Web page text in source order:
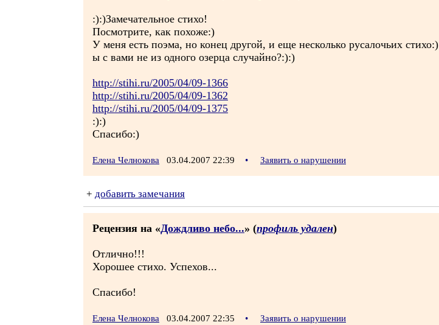
:):)Замечательное стихо!
Посмотрите, как похоже:)
У меня есть поэма, но конец другой, и еще несколько русалочьих стихо:)
ы с вами не из одного озерца случайно?:):)
http://stihi.ru/2005/04/09-1366
http://stihi.ru/2005/04/09-1362
http://stihi.ru/2005/04/09-1375
:):)
Спасибо:)
Елена Челнокова 03.04.2007 22:39 • Заявить о нарушении
+ добавить замечания
Рецензия на «Дождливо небо...» (профиль удален)
Отлично!!!
Хорошее стихо. Успехов...
Спасибо!
Елена Челнокова 03.04.2007 22:35 • Заявить о нарушении